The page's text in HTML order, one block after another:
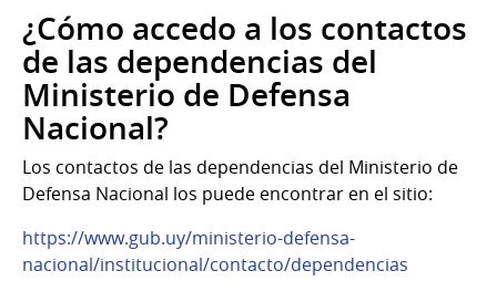
¿Cómo accedo a los contactos
de las dependencias del
Ministerio de Defensa
Nacional?
Los contactos de las dependencias del Ministerio de
Defensa Nacional los puede encontrar en el sitio:
https://www.gub.uy/ministerio-defensa-
nacional/institucional/contacto/dependencias